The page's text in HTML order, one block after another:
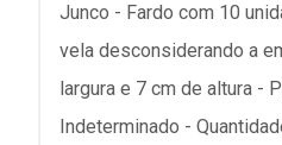
Junco - Fardo com 10
vela desconsiderando a
largura e 7 cm de altura -
Indeterminado -